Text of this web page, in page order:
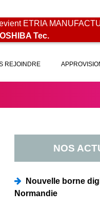
ETRIA
Tec.
REJOINDRE
NOS
Nouvelle borne
Normandie